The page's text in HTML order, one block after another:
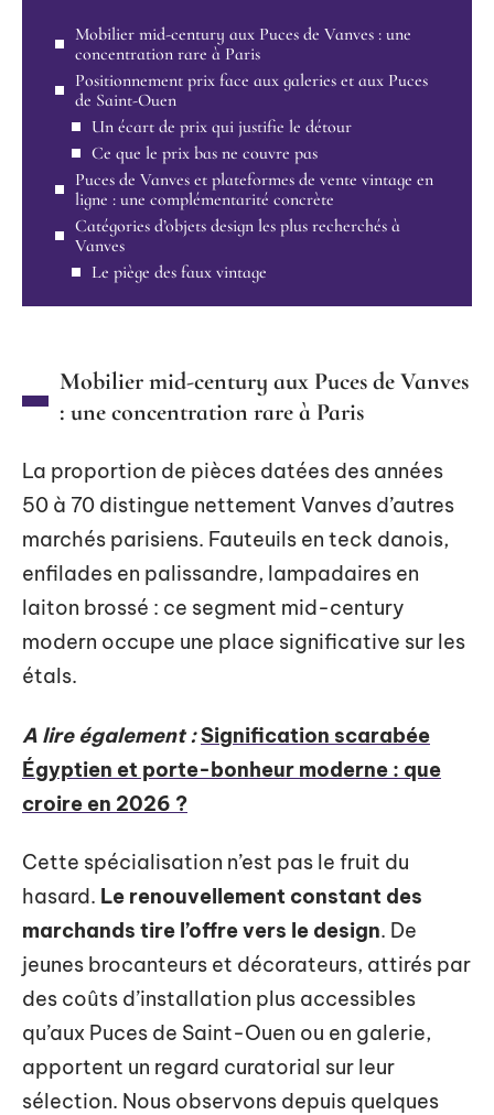
Mobilier mid-century aux Puces de Vanves : une
concentration rare à Paris
Positionnement prix face aux galeries et aux Puces
de Saint-Ouen
Un écart de prix qui justifie le détour
Ce que le prix bas ne couvre pas
Puces de Vanves et plateformes de vente vintage en
ligne : une complémentarité concrète
Catégories d’objets design les plus recherchés à
Vanves
Le piège des faux vintage
Mobilier mid-century aux Puces de Vanves
: une concentration rare à Paris
La proportion de pièces datées des années
50 à 70 distingue nettement Vanves d’autres
marchés parisiens. Fauteuils en teck danois,
enfilades en palissandre, lampadaires en
laiton brossé : ce segment mid-century
modern occupe une place significative sur les
étals.
A lire également : Signification scarabée
Égyptien et porte-bonheur moderne : que
croire en 2026 ?
Cette spécialisation n’est pas le fruit du
hasard. Le renouvellement constant des
marchands tire l’offre vers le design. De
jeunes brocanteurs et décorateurs, attirés par
des coûts d’installation plus accessibles
qu’aux Puces de Saint-Ouen ou en galerie,
apportent un regard curatorial sur leur
sélection. Nous observons depuis quelques